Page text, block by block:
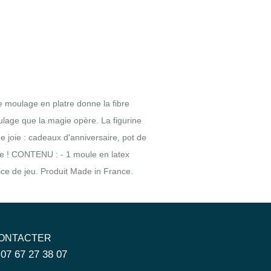
67 27 38 07
moulage en platre donne la fibre
que la magie opère. La figurine
joie : cadeaux d'anniversaire, pot de
! CONTENU : - 1 moule en latex
de jeu. Produit Made in France.